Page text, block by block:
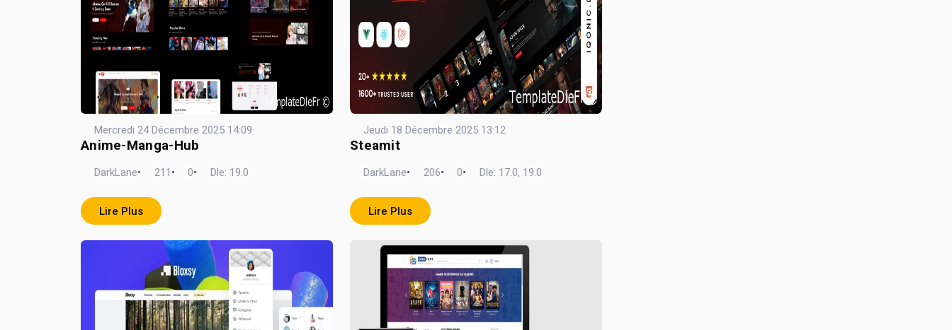
Mercredi 24 Décembre 2025 14:09
Anime-Manga-Hub
DarkLane• 211 • 0• Dle: 19.0
Lire Plus
Jeudi 18 Décembre 2025 13:12
Steamit
DarkLane• 206• 0• Dle: 17.0, 19.0
Lire Plus